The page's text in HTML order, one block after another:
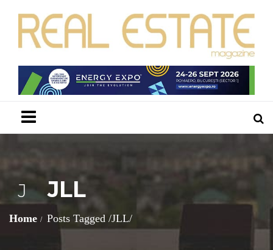
J JLL
Home Posts Tagged /JLL/